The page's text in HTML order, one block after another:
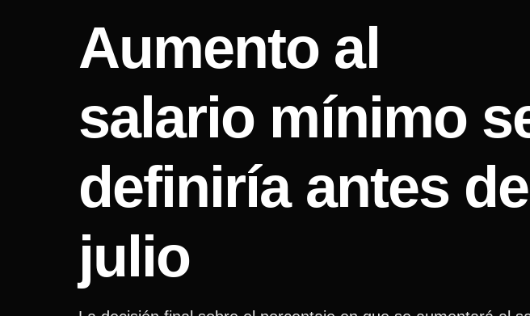
Aumento al
salario mínimo
definiría antes de
julio